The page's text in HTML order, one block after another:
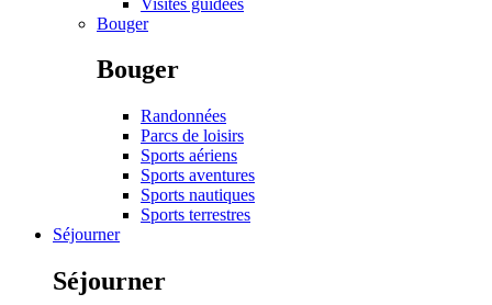
Bouger
Bouger
Randonnées
Parcs de loisirs
Sports aériens
Sports aventures
Sports nautiques
Sports terrestres
Séjourner
Séjourner